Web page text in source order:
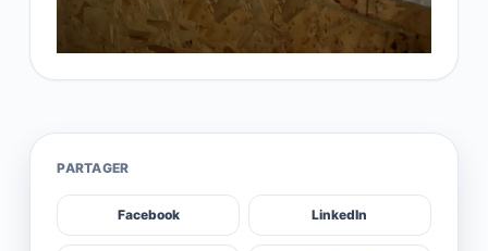
PARTAGER
Facebook LinkedIn